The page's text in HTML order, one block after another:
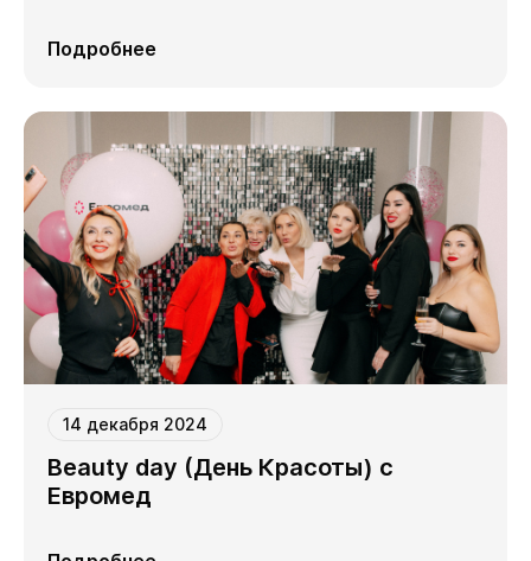
Подробнее
14 декабря 2024
Beauty day (День Красоты) с
Евромед